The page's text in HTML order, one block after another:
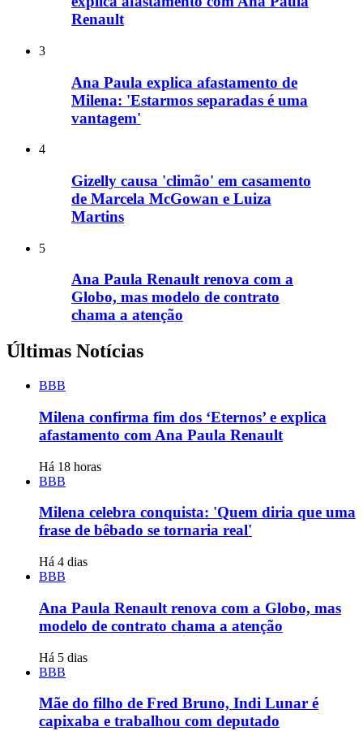
Renault
3
Ana Paula explica afastamento de
Milena: 'Estarmos separadas é uma
vantagem'
4
Gizelly causa 'climão' em casamento
de Marcela McGowan e Luiza
Martins
5
Ana Paula Renault renova com a
Globo, mas modelo de contrato
chama a atenção
Últimas Notícias
BBB
Milena confirma fim dos ‘Eternos’ e explica
afastamento com Ana Paula Renault
Há 18 horas
BBB
Milena celebra conquista: 'Quem diria que uma
frase de bêbado se tornaria real'
Há 4 dias
BBB
Ana Paula Renault renova com a Globo, mas
modelo de contrato chama a atenção
Há 5 dias
BBB
Mãe do filho de Fred Bruno, Indi Lunar é
capixaba e trabalhou com deputado